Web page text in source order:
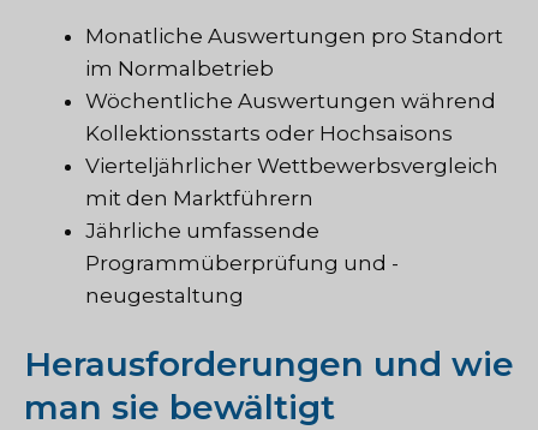
Monatliche Auswertungen pro Standort
im Normalbetrieb
Wöchentliche Auswertungen während
Kollektionsstarts oder Hochsaisons
Vierteljährlicher Wettbewerbsvergleich
mit den Marktführern
Jährliche umfassende
Programmüberprüfung und -
neugestaltung
Herausforderungen und wie
man sie bewältigt